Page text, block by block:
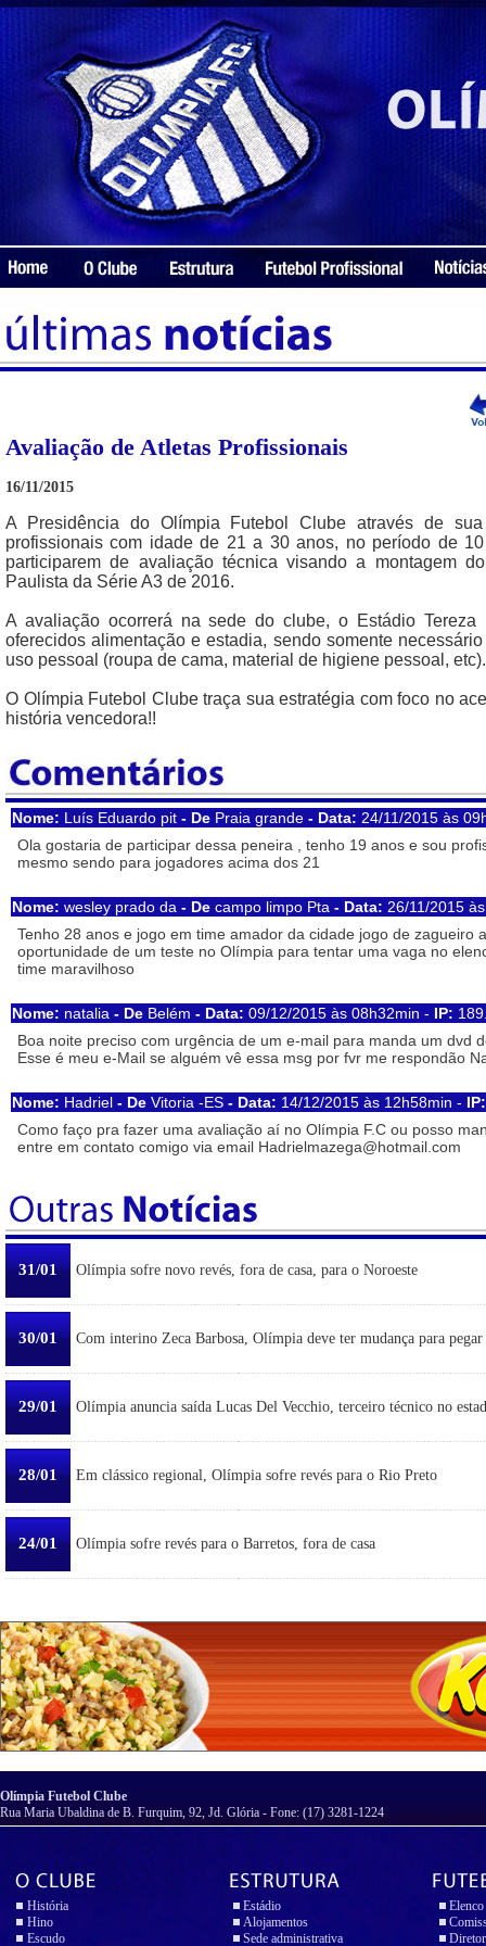
Avaliação de Atletas Profissionais
16/11/2015
A Presidência do Olímpia Futebol Clube através de
profissionais com idade de 21 a 30 anos, no período de
participarem de avaliação técnica visando a montagem
Paulista da Série A3 de 2016.
A avaliação ocorrerá na sede do clube, o Estádio Tereza
oferecidos alimentação e estadia, sendo somente
uso pessoal (roupa de cama, material de higiene pessoal, etc).
O Olímpia Futebol Clube traça sua estratégia com foco no
história vencedora!!
Nome: Luís Eduardo pit - De Praia grande - Data: 24/11/2015 às
Ola gostaria de participar dessa peneira , tenho 19 anos e sou
mesmo sendo para jogadores acima dos 21
Nome: wesley prado da - De campo limpo Pta - Data: 26/11/2015
Tenho 28 anos e jogo em time amador da cidade jogo de zagueiro
oportunidade de um teste no Olímpia para tentar uma vaga no
time maravilhoso
Nome: natalia - De Belém - Data: 09/12/2015 às 08h32min - IP:
Boa noite preciso com urgência de um e-mail para manda um dvd
Esse é meu e-Mail se alguém vê essa msg por fvr me respondão
Nome: Hadriel - De Vitoria -ES - Data: 14/12/2015 às 12h58min - IP:
Como faço pra fazer uma avaliação aí no Olímpia F.C ou posso
entre em contato comigo via email Hadrielmazega@hotmail.com
31/01 Olímpia sofre novo revés, fora de casa, para o Noroeste
30/01 Com interino Zeca Barbosa, Olímpia deve ter mudança para pegar
29/01 Olímpia anuncia saída Lucas Del Vecchio, terceiro técnico no
28/01 Em clássico regional, Olímpia sofre revés para o Rio Preto
24/01 Olímpia sofre revés para o Barretos, fora de casa
Olímpia Futebol Clube
Rua Maria Ubaldina de B. Furquim, 92, Jd. Glória - Fone: (17) 3281-1224
História
Hino
Escudo
Estádio
Alojamentos
Sede administrativa
Elenco